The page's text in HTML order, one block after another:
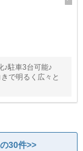
駐車3台可能♪
で明るく広々と
30件>>